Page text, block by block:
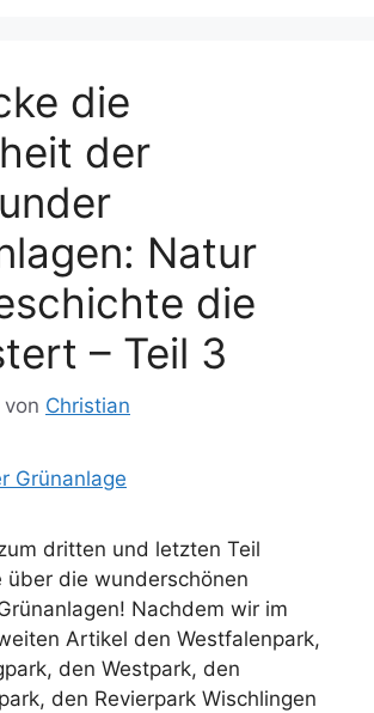
die
der
Natur
die
– Teil 3
von Christian
dritten und letzten Teil
über die wunderschönen
Nachdem wir im
Artikel den Westfalenpark,
den Westpark, den
den Revierpark Wischlingen